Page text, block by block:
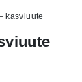
kasviuute